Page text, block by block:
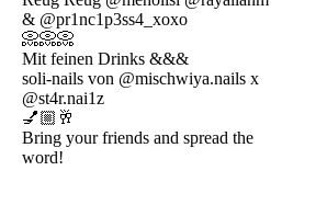
& @pr1nc1p3ss4_xoxo
📀📀📀
Mit feinen Drinks &&&
soli-nails von @mischwiya.nails x
@st4r.nai1z
💅🏼🥂
Bring your friends and spread the
word!